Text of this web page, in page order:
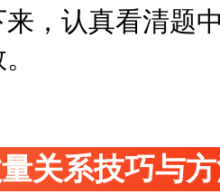
，认真看清题
关系技巧与